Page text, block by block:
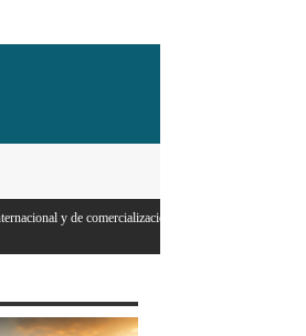
Abinader asumirá presidencia PRM